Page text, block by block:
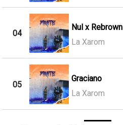
04
Nul x Rebrown
La Xarom
05
Graciano
La Xarom